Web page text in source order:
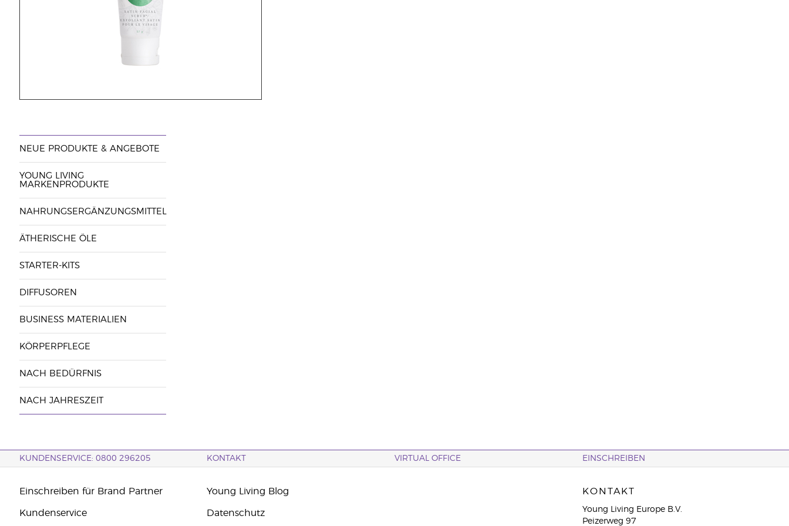
NEUE PRODUKTE & ANGEBOTE
YOUNG LIVING
MARKENPRODUKTE
NAHRUNGSERGÄNZUNGSMITTEL
ÄTHERISCHE ÖLE
STARTER-KITS
DIFFUSOREN
BUSINESS MATERIALIEN
KÖRPERPFLEGE
NACH BEDÜRFNIS
NACH JAHRESZEIT
KUNDENSERVICE: 0800 296205 KONTAKT VIRTUAL OFFICE EINSCHREIBEN
Einschreiben für Brand Partner
Kundenservice
Young Living Blog
Datenschutz
KONTAKT
Young Living Europe B.V.
Peizerweg 97